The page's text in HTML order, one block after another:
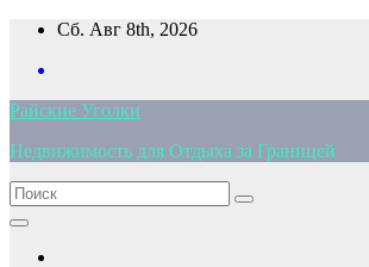
Перейти
содержимому
Сб. Авг 8th, 2026
Райские Уголки
Недвижимость для Отдыха за Границей